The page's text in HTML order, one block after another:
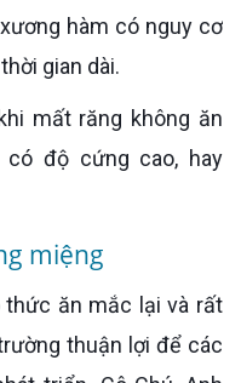
hàm có nguy cơ
gian dài.
độ cứng cao, hay
miệng
thuận lợi để các